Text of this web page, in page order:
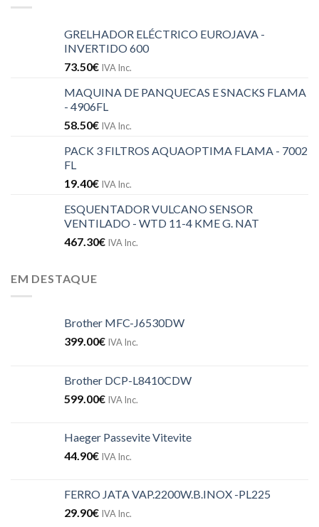
GRELHADOR ELÉCTRICO EUROJAVA -
INVERTIDO 600
73.50€ IVA Inc.
MAQUINA DE PANQUECAS E SNACKS FLAMA
- 4906FL
58.50€ IVA Inc.
PACK 3 FILTROS AQUAOPTIMA FLAMA - 7002
FL
19.40€ IVA Inc.
ESQUENTADOR VULCANO SENSOR
VENTILADO - WTD 11-4 KME G. NAT
467.30€ IVA Inc.
EM DESTAQUE
Brother MFC-J6530DW
399.00€ IVA Inc.
Brother DCP-L8410CDW
599.00€ IVA Inc.
Haeger Passevite Vitevite
44.90€ IVA Inc.
FERRO JATA VAP.2200W.B.INOX -PL225
29.90€ IVA Inc.